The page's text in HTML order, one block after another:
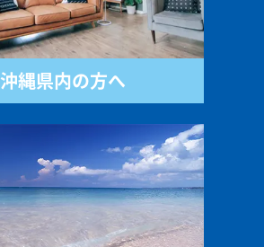
沖縄県内の方へ